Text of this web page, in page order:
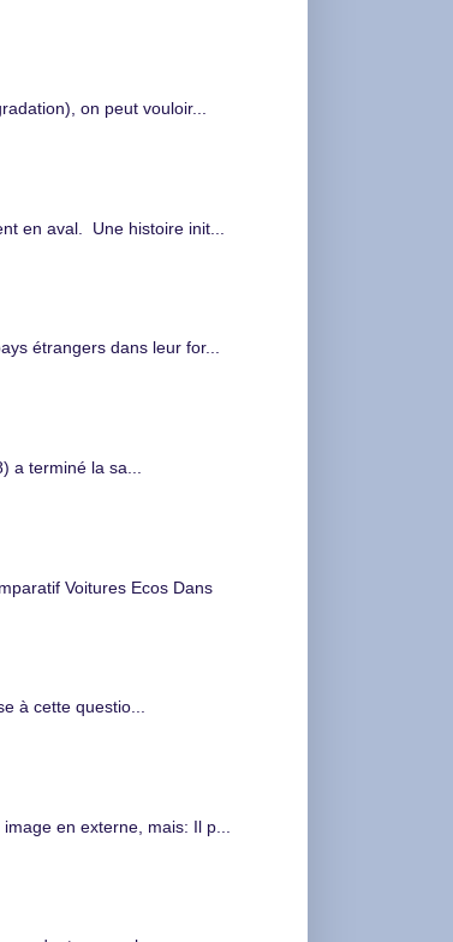
on peut vouloir...
en aval. Une histoire init...
étrangers dans leur for...
terminé la sa...
Voitures Ecos Dans
à cette questio...
en externe, mais: Il p...